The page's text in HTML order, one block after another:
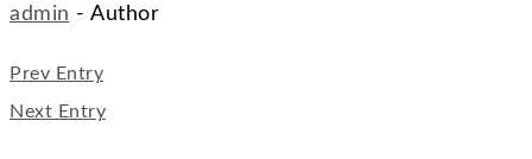
admin - Author
Prev Entry
Next Entry